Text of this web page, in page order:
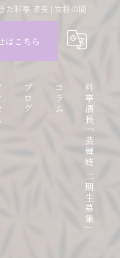
た料亭 濱長 | 女将の間
はこちら
ブログ コラム 料亭濱長「芸舞妓 二期生募集」